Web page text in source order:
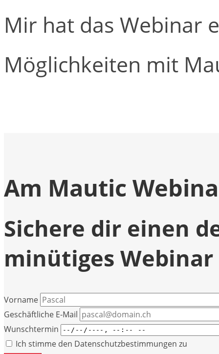
Mir hat das Webinar
Möglichkeiten mit
Am Mautic
Sichere dir einen
minütiges Webinar
Vorname
Geschäftliche E-Mail
Wunschtermin
Ich stimme den Datenschutzbestimmungen zu